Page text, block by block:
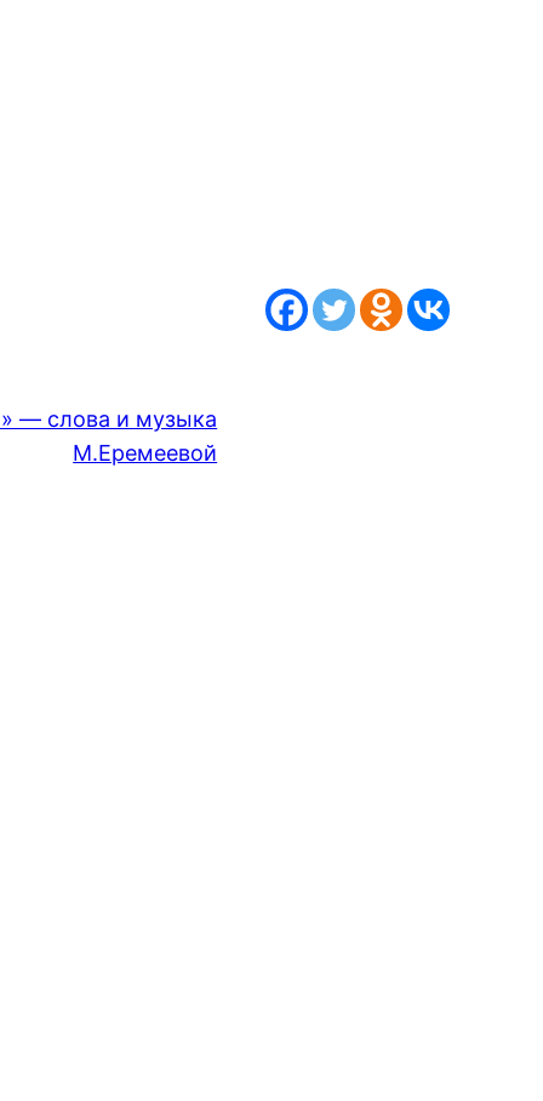
— слова и музыка
М.Еремеевой